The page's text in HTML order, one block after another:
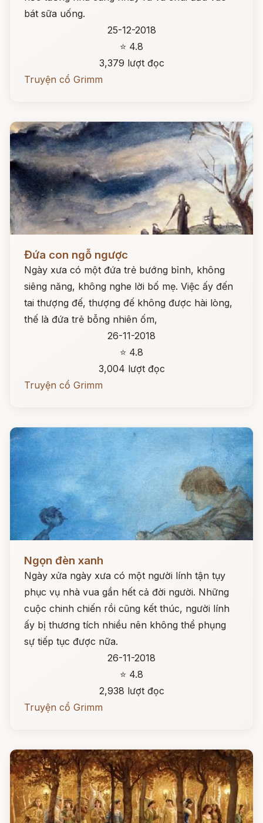
bát sữa uống.
25-12-2018
⭐ 4.8
3,379 lượt đọc
Truyện cổ Grimm
Đứa con ngỗ ngược
Ngày xưa có một đứa trẻ bướng bỉnh, không
siêng năng, không nghe lời bố mẹ. Việc ấy đến
tai thượng đế, thượng đế không được hài lòng,
thế là đứa trẻ bỗng nhiên ốm,
26-11-2018
⭐ 4.8
3,004 lượt đọc
Truyện cổ Grimm
Ngọn đèn xanh
Ngày xửa ngày xưa có một người lính tận tụy
phục vụ nhà vua gần hết cả đời người. Những
cuộc chinh chiến rồi cũng kết thúc, người lính
ấy bị thương tích nhiều nên không thể phụng
sự tiếp tục được nữa.
26-11-2018
⭐ 4.8
2,938 lượt đọc
Truyện cổ Grimm